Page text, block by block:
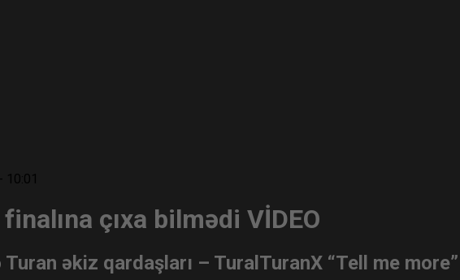
10:01
çıxa bilmədi VİDEO
əkiz qardaşları – TuralTuranX “Tell me